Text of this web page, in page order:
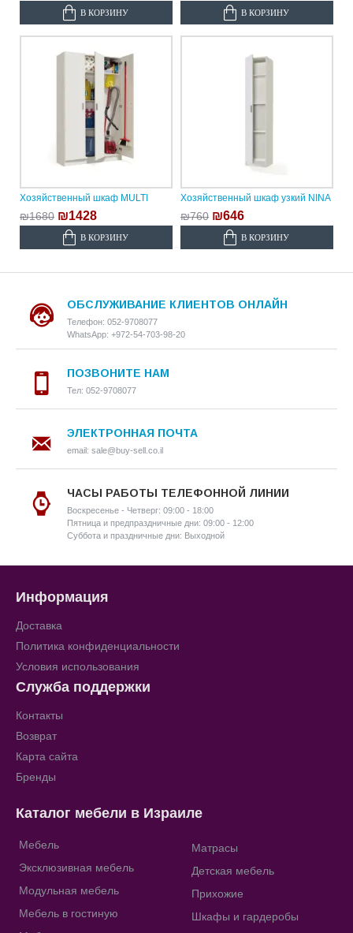
В КОРЗИНУ В КОРЗИНУ
Хозяйственный шкаф MULTI
₪1680 ₪1428
В КОРЗИНУ
Хозяйственный шкаф узкий NINA
₪760 ₪646
В КОРЗИНУ
ОБСЛУЖИВАНИЕ КЛИЕНТОВ ОНЛАЙН
Телефон: 052-9708077
WhatsApp: +972-54-703-98-20
ПОЗВОНИТЕ НАМ
Тел: 052-9708077
ЭЛЕКТРОННАЯ ПОЧТА
email: sale@buy-sell.co.il
ЧАСЫ РАБОТЫ ТЕЛЕФОННОЙ ЛИНИИ
Воскресенье - Четверг: 09:00 - 18:00
Пятница и предпраздничные дни: 09:00 - 12:00
Суббота и праздничные дни: Выходной
Информация
Доставка
Политика конфиденциальности
Условия использования
Служба поддержки
Контакты
Возврат
Карта сайта
Бренды
Каталог мебели в Израиле
Мебель
Эксклюзивная мебель
Модульная мебель
Мебель в гостиную
Матрасы
Детская мебель
Прихожие
Шкафы и гардеробы